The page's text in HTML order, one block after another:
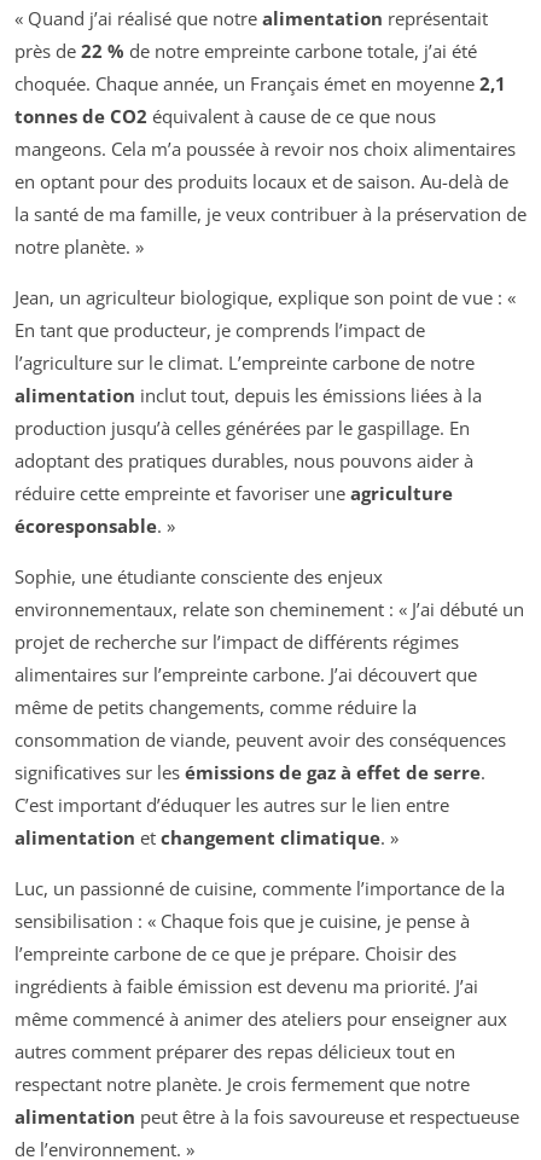
« Quand j’ai réalisé que notre alimentation représentait
près de 22 % de notre empreinte carbone totale, j’ai été
choquée. Chaque année, un Français émet en moyenne 2,1
tonnes de CO2 équivalent à cause de ce que nous
mangeons. Cela m’a poussée à revoir nos choix alimentaires
en optant pour des produits locaux et de saison. Au-delà de
la santé de ma famille, je veux contribuer à la préservation de
notre planète. »
Jean, un agriculteur biologique, explique son point de vue : «
En tant que producteur, je comprends l’impact de
l’agriculture sur le climat. L’empreinte carbone de notre
alimentation inclut tout, depuis les émissions liées à la
production jusqu’à celles générées par le gaspillage. En
adoptant des pratiques durables, nous pouvons aider à
réduire cette empreinte et favoriser une agriculture
écoresponsable. »
Sophie, une étudiante consciente des enjeux
environnementaux, relate son cheminement : « J’ai débuté un
projet de recherche sur l’impact de différents régimes
alimentaires sur l’empreinte carbone. J’ai découvert que
même de petits changements, comme réduire la
consommation de viande, peuvent avoir des conséquences
significatives sur les émissions de gaz à effet de serre.
C’est important d’éduquer les autres sur le lien entre
alimentation et changement climatique. »
Luc, un passionné de cuisine, commente l’importance de la
sensibilisation : « Chaque fois que je cuisine, je pense à
l’empreinte carbone de ce que je prépare. Choisir des
ingrédients à faible émission est devenu ma priorité. J’ai
même commencé à animer des ateliers pour enseigner aux
autres comment préparer des repas délicieux tout en
respectant notre planète. Je crois fermement que notre
alimentation peut être à la fois savoureuse et respectueuse
de l’environnement. »